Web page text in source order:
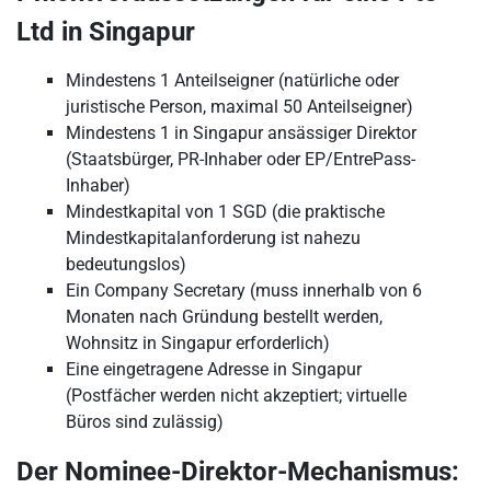
Ltd in Singapur
Mindestens 1 Anteilseigner (natürliche oder
juristische Person, maximal 50 Anteilseigner)
Mindestens 1 in Singapur ansässiger Direktor
(Staatsbürger, PR-Inhaber oder EP/EntrePass-
Inhaber)
Mindestkapital von 1 SGD (die praktische
Mindestkapitalanforderung ist nahezu
bedeutungslos)
Ein Company Secretary (muss innerhalb von 6
Monaten nach Gründung bestellt werden,
Wohnsitz in Singapur erforderlich)
Eine eingetragene Adresse in Singapur
(Postfächer werden nicht akzeptiert; virtuelle
Büros sind zulässig)
Der Nominee-Direktor-Mechanismus: